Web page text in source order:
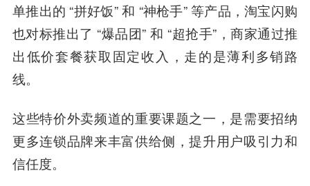
单推出的 “拼好饭” 和 “神枪手” 等产品，淘宝闪购
也对标推出了 “爆品团” 和 “超抢手”，商家通过推
出低价套餐获取固定收入，走的是薄利多销路
线。
这些特价外卖频道的重要课题之一，是需要招纳
更多连锁品牌来丰富供给侧，提升用户吸引力和
信任度。